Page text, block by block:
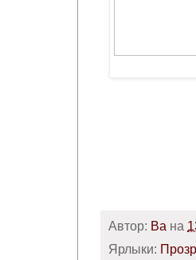
Автор: Ba на
Ярлыки: